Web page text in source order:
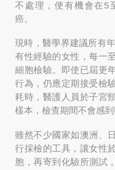
不處理，便有機會在5
癌。
現時，醫學界建議所有
有性經驗的女性，每一
細胞檢驗。即使已屆更
行為，仍應定期接受檢
耗時，醫護人員於子宮
樣本，檢查期間不會感到
雖然不少國家如澳洲、
行採檢的工具，讓女性
胞，再寄到化驗所測試